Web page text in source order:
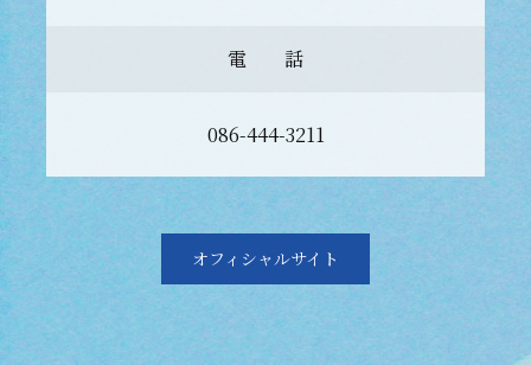
電 話
086-444-3211
オフィシャルサイト